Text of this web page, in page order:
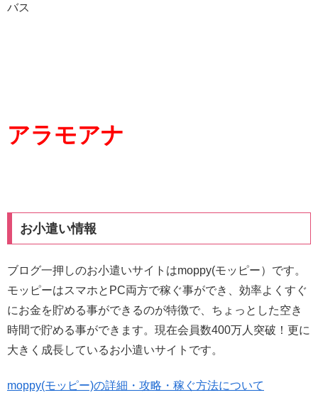
バス
アラモアナ
お小遣い情報
ブログ一押しのお小遣いサイトはmoppy(モッピー）です。
モッピーはスマホとPC両方で稼ぐ事ができ、効率よくすぐ
にお金を貯める事ができるのが特徴で、ちょっとした空き
時間で貯める事ができます。現在会員数400万人突破！更に
大きく成長しているお小遣いサイトです。
moppy(モッピー)の詳細・攻略・稼ぐ方法について